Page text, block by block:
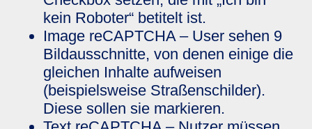
kein Roboter“ betitelt ist.
Image reCAPTCHA – User sehen 9
Bildausschnitte, von denen einige die
gleichen Inhalte aufweisen
(beispielsweise Straßenschilder).
Diese sollen sie markieren.